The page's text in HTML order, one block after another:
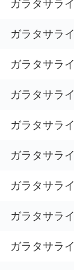
ガラタサライ
ガラタサライ
ガラタサライ
ガラタサライ
ガラタサライ
ガラタサライ
ガラタサライ
ガラタサライ
ガラタサライ